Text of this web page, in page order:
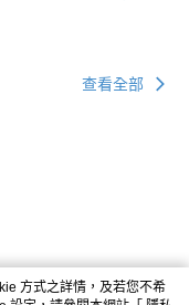
查看全部
方式之詳情，及若您不希